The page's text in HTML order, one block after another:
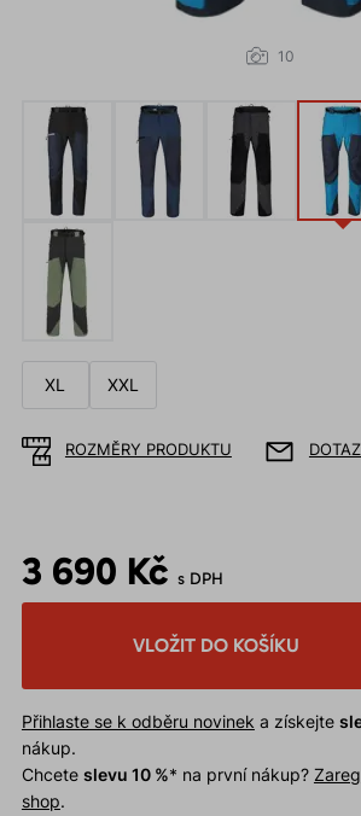
10
XL XXL
ROZMĚRY PRODUKTU
3 690 Kč s DPH
VLOŽIT DO KOŠÍKU
Přihlaste se k odběru novinek a získejte
nákup.
Chcete slevu 10 %* na první nákup?
shop.